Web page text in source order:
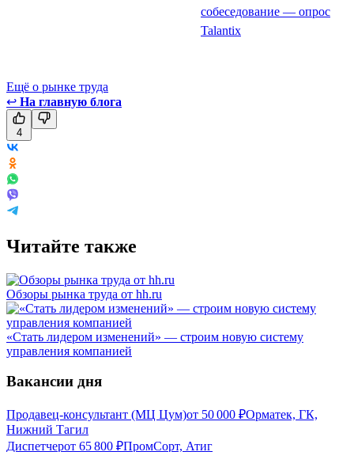
собеседование — опрос
Talantix
Ещё о рынке труда
↩ На главную блога
4
Читайте также
Обзоры рынка труда от hh.ru
«Стать лидером изменений» — строим новую систему
управления компанией
Вакансии дня
Продавец-консультант (МЦ Цум)от 50 000 ₽Орматек, ГК,
Нижний Тагил
Диспетчерот 65 800 ₽ПромCорт, Атиг